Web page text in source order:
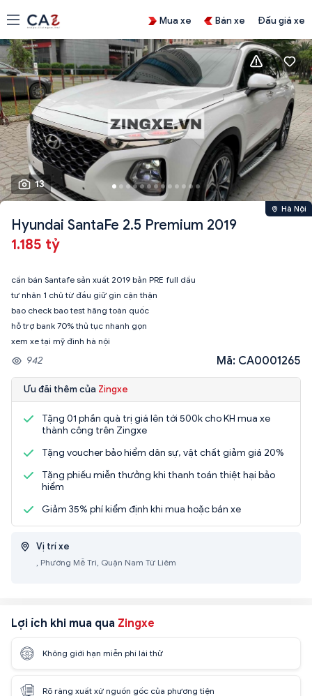
Mua xe Bán xe Đấu giá xe
13
Hà Nội
Hyundai SantaFe 2.5 Premium 2019
1.185 tỷ
cần bán Santafe sản xuất 2019 bản PRE full dầu
tư nhân 1 chủ từ đầu giữ gìn cận thận
bao check bao test hãng toàn quốc
hỗ trợ bank 70% thủ tục nhanh gọn
xem xe tại mỹ đình hà nội
942 Mã: CA0001265
Ưu đãi thêm của Zingxe
Tặng 01 phần quà trị giá lên tới 500k cho KH mua xe
thành công trên Zingxe
Tặng voucher bảo hiểm dân sự, vật chất giảm giá 20%
Tặng phiếu miễn thưởng khi thanh toán thiệt hại bảo
hiểm
Giảm 35% phí kiểm định khi mua hoặc bán xe
Vị trí xe
, Phường Mễ Trì, Quận Nam Từ Liêm
Lợi ích khi mua qua Zingxe
Không giới hạn miễn phí lái thử
Rõ ràng xuất xứ nguồn gốc của phương tiện